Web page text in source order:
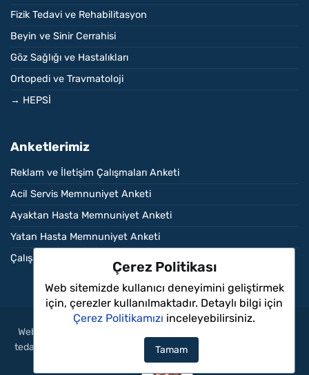
Fizik Tedavi ve Rehabilitasyon
Beyin ve Sinir Cerrahisi
Göz Sağlığı ve Hastalıkları
Ortopedi ve Travmatoloji
→ HEPSİ
Anketlerimiz
Reklam ve İletişim Çalışmaları Anketi
Acil Servis Memnuniyet Anketi
Ayaktan Hasta Memnuniyet Anketi
Yatan Hasta Memnuniyet Anketi
Çalışan Memnuniyet Anketi
Web sitemizdeki içerikler sadece bilgilendirme amaçlıdır, tanı ve
tedavi için mutlaka doktorunuza başvurunuz. Aritmi Sağlık Grubu
© 2026
−
Merhaba, yardımcı olmamı ister misiniz?
Çerez Politikası
Web sitemizde kullanıcı deneyimini geliştirmek
için, çerezler kullanılmaktadır. Detaylı bilgi için
Çerez Politikamızı inceleyebilirsiniz.
Tamam